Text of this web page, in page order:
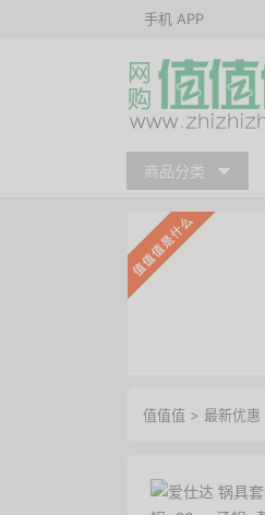
手机 APP
商品分类
值值值 > 最新优惠